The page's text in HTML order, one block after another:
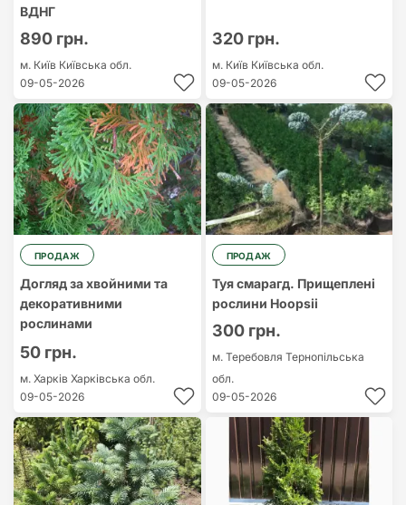
ВДНГ
890 грн.
м. Київ Київська обл.
09-05-2026
320 грн.
м. Київ Київська обл.
09-05-2026
ПРОДАЖ
Догляд за хвойними та
декоративними
рослинами
50 грн.
м. Харків Харківська обл.
09-05-2026
ПРОДАЖ
Туя смарагд. Прищеплені
рослини Hoopsii
300 грн.
м. Теребовля Тернопільська
обл.
09-05-2026